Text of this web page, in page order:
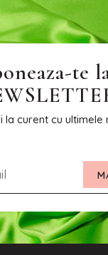
te
la curent cu ultimele